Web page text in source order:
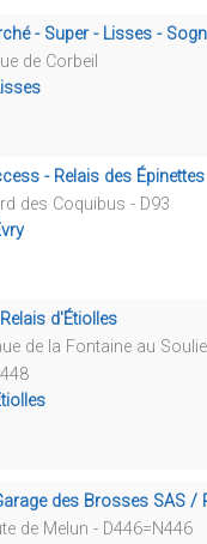
- Super - Lisses -
de Corbeil
- Relais des Épinettes
des Coquibus - D93
d'Étiolles
de la Fontaine au
des Brosses SAS /
de Melun - D446=N446